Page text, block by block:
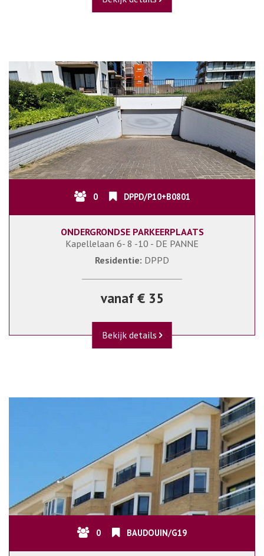
0 DPPD/P10+B0801
ONDERGRONDSE PARKEERPLAATS
Kapellelaan 6- 8 -10 - DE PANNE
Residentie: DPPD
vanaf € 35
Bekijk details
0 BAUDOUIN/G19